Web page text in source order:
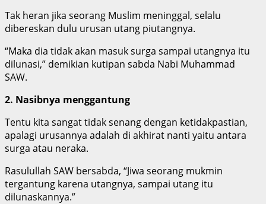
Tak heran jika seorang Muslim meninggal, selalu
dibereskan dulu urusan utang piutangnya.
“Maka dia tidak akan masuk surga sampai utangnya itu
dilunasi,” demikian kutipan sabda Nabi Muhammad
SAW.
2. Nasibnya menggantung
Tentu kita sangat tidak senang dengan ketidakpastian,
apalagi urusannya adalah di akhirat nanti yaitu antara
surga atau neraka.
Rasulullah SAW bersabda, “Jiwa seorang mukmin
tergantung karena utangnya, sampai utang itu
dilunaskannya.”